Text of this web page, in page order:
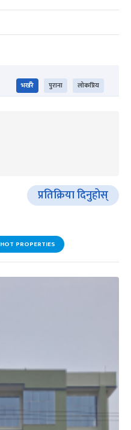
भर्खरै पुराना लोकप्रिय
प्रतिक्रिया दिनुहोस्
HOT PROPERTIES